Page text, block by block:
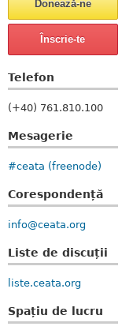
Telefon
(+40) 761.810.100
Mesagerie
#ceata (freenode)
Corespondență
info@ceata.org
Liste de discuții
liste.ceata.org
Spațiu de lucru